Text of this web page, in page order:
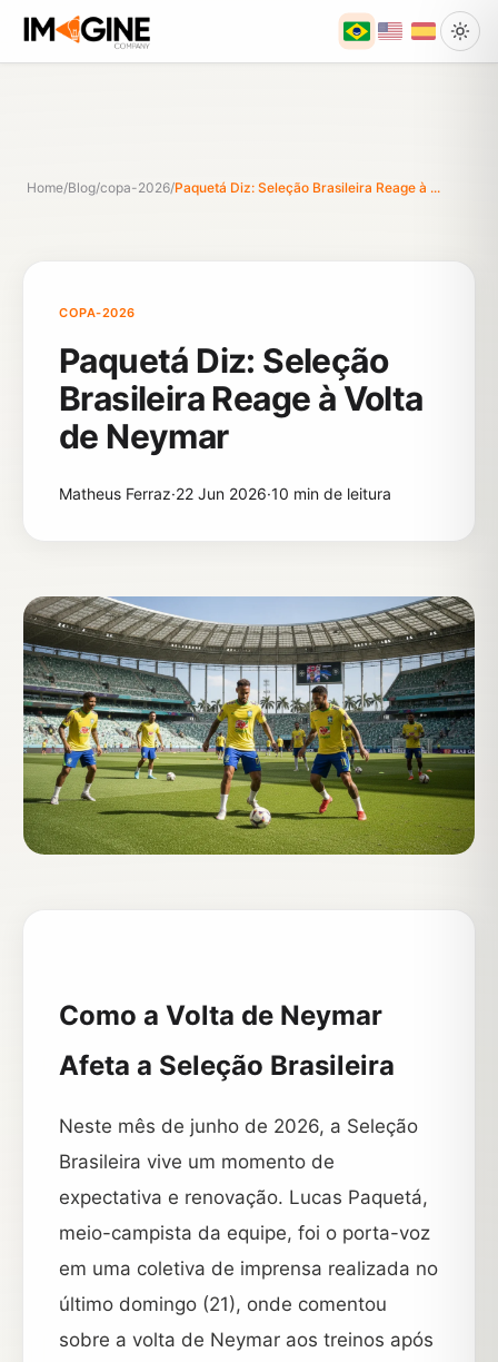
Home/Blog/copa-2026/Paquetá Diz: Seleção Brasileira Reage à ...
COPA-2026
Paquetá Diz: Seleção
Brasileira Reage à Volta
de Neymar
Matheus Ferraz·22 Jun 2026·10 min de leitura
Como a Volta de Neymar
Afeta a Seleção Brasileira
Neste mês de junho de 2026, a Seleção
Brasileira vive um momento de
expectativa e renovação. Lucas Paquetá,
meio-campista da equipe, foi o porta-voz
em uma coletiva de imprensa realizada no
último domingo (21), onde comentou
sobre a volta de Neymar aos treinos após